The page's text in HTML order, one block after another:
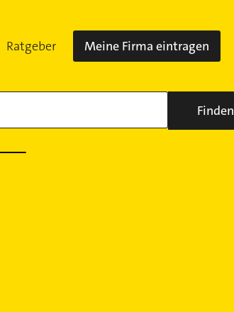
Ratgeber Meine Firma eintragen
Finden